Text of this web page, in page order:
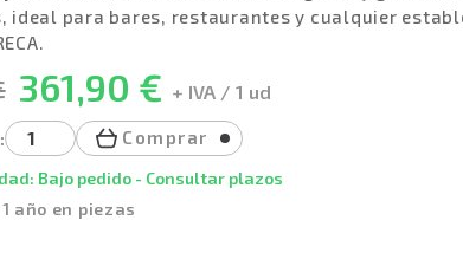
ideal para bares, restaurantes y cualquier
361,90 € + IVA / 1 ud
Comprar
Bajo pedido - Consultar plazos
año en piezas